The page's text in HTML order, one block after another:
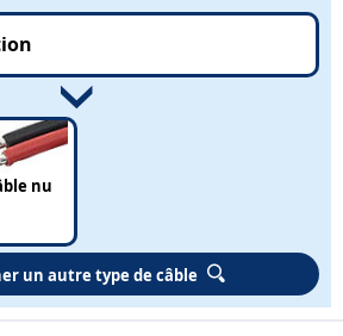
nu
un autre type de câble